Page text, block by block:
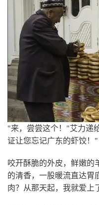
"来，尝尝这个！"艾力递
证让您忘记广东的虾饺！"
咬开酥脆的外皮，鲜嫩的
的清香，一股暖流直达胃
肉？从那天起，我就爱上